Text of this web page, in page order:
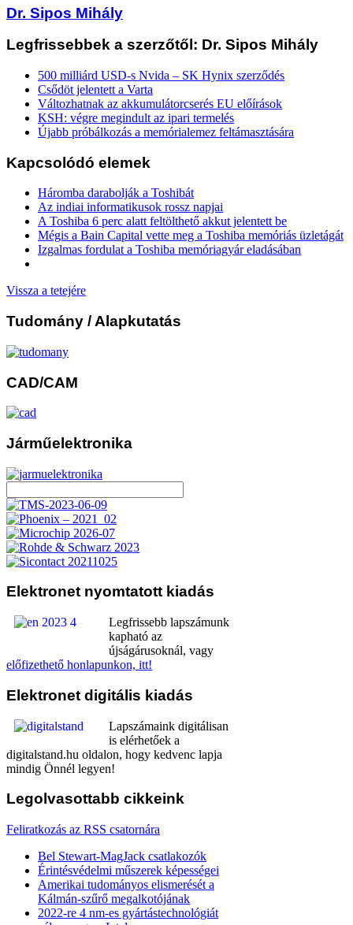
Dr. Sipos Mihály
Legfrissebbek a szerzőtől: Dr. Sipos Mihály
500 milliárd USD-s Nvida – SK Hynix szerződés
Csődöt jelentett a Varta
Változhatnak az akkumulátorcserés EU előírások
KSH: végre megindult az ipari termelés
Újabb próbálkozás a memórialemez feltámasztására
Kapcsolódó elemek
Háromba darabolják a Toshibát
Az indiai informatikusok rossz napjai
A Toshiba 6 perc alatt feltölthető akkut jelentett be
Mégis a Bain Capital vette meg a Toshiba memóriás üzletágát
Izgalmas fordulat a Toshiba memóriagyár eladásában
Vissza a tetejére
Tudomány / Alapkutatás
CAD/CAM
Járműelektronika
Elektronet nyomtatott kiadás
Legfrissebb lapszámunk
kapható az
újságárusoknál, vagy
előfizethető honlapunkon, itt!
Elektronet digitális kiadás
Lapszámaink digitálisan
is elérhetőek a
digitalstand.hu oldalon, hogy kedvenc lapja
mindig Önnél legyen!
Legolvasottabb cikkeink
Feliratkozás az RSS csatornára
Bel Stewart-MagJack csatlakozók
Érintésvédelmi műszerek képességei
Amerikai tudományos elismerését a
Kálmán-szűrő megalkotójának
2022-re 4 nm-es gyártástechnológiát